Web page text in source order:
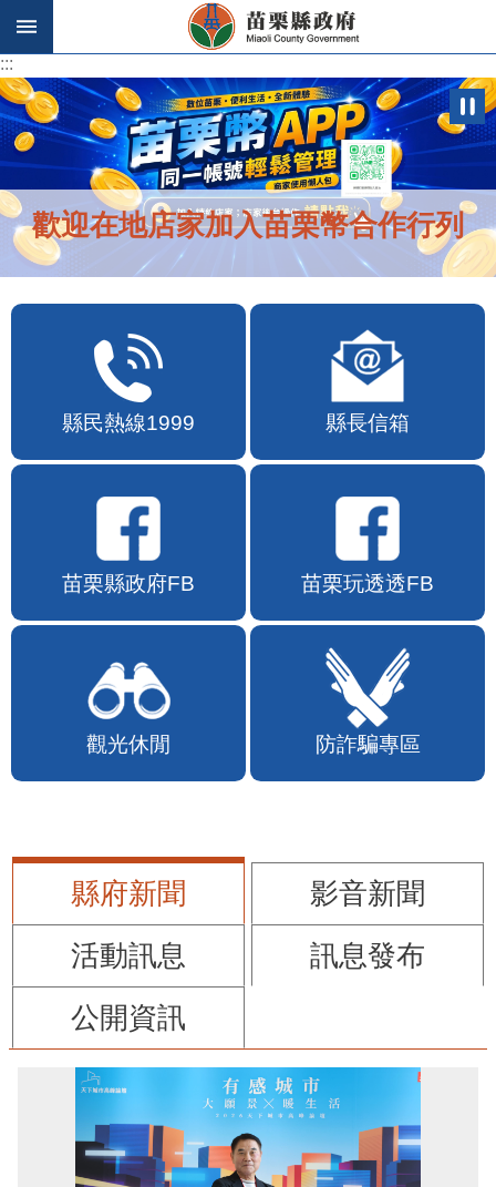
跳到主要內容區塊
:::
:::
歡迎在地店家加入苗栗幣合作行列
縣民熱線1999 縣長信箱
苗栗縣政府FB 苗栗玩透透FB
觀光休閒 防詐騙專區
縣府新聞
影音新聞
活動訊息
訊息發布
公開資訊